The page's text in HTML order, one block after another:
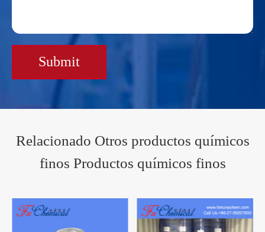
Submit
Relacionado Otros productos químicos
finos Productos químicos finos